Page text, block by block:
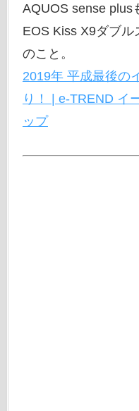
AQUOS sense
EOS Kiss X9ダブル
のこと。
2019年 平成最後の
り！ | e-TREND イ
ップ